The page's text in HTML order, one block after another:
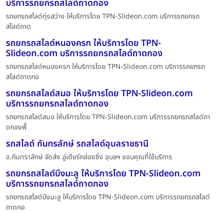
บริการรถยกรถสไลด์ถาดกอง
รถยกรถสไลด์ทุ่งสว่าง ให้บริการโดย TPN-Slideon.com บริการรถยกรถ
สไลด์ถาด
รถยกรถสไลด์หนองครก ให้บริการโดย TPN-
Slideon.com บริการรถยกรถสไลด์ถาดกอง
รถยกรถสไลด์หนองครก ให้บริการโดย TPN-Slideon.com บริการรถยกรถ
สไลด์ถาดกอ
รถยกรถสไลด์สมอ ให้บริการโดย TPN-Slideon.com
บริการรถยกรถสไลด์ถาดกอง
รถยกรถสไลด์สมอ ให้บริการโดย TPN-Slideon.com บริการรถยกรถสไลด์ถา
ดกองพื้
รถสไลด์ กันทรลักษ์ รถสไลด์อุบลราชธานี
อ.กันทราลักษ์ จัดส่ง อู่เดียร์กล่องซิ่ง อุบลฯ ขอบคุณที่ใช้บริการ
รถยกรถสไลด์บึงมะลู ให้บริการโดย TPN-Slideon.com
บริการรถยกรถสไลด์ถาดกอง
รถยกรถสไลด์บึงมะลู ให้บริการโดย TPN-Slideon.com บริการรถยกรถสไลด์
ถาดกอ